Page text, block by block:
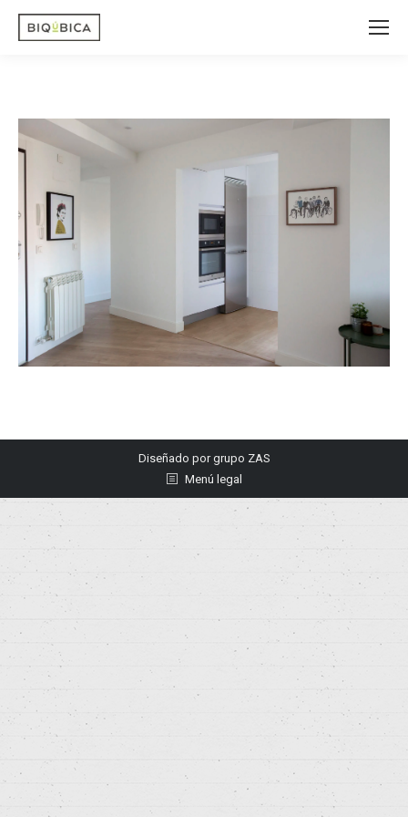
Diseñado porgrupo ZAS
Menú legal